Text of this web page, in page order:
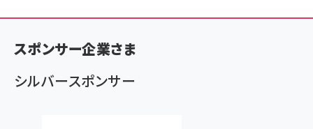
ン
く
ず
スポンサー企業さま
シルバースポンサー